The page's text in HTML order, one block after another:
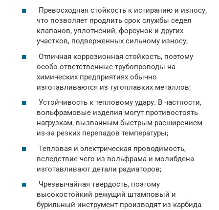
Превосходная стойкость к истиранию и износу,
что позволяет продлить срок службы седел
клапанов, уплотнений, форсунок и других
участков, подверженных сильному износу;
Отличная коррозионная стойкость, поэтому
особо ответственные трубопроводы на
химических предприятиях обычно
изготавливаются из тугоплавких металлов;
Устойчивость к тепловому удару. В частности,
вольфрамовые изделия могут противостоять
нагрузкам, вызванным быстрым расширением
из-за резких перепадов температуры;
Тепловая и электрическая проводимость,
вследствие чего из вольфрама и молибдена
изготавливают детали радиаторов;
Чрезвычайная твердость, поэтому
высокостойкий режущий штамповый и
бурильный инструмент производят из карбида